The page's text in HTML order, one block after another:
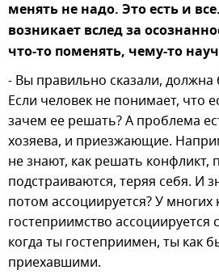
менять не надо. Это есть и
возникает вслед за
что-то поменять, чему-то
- Вы правильно сказали, должна
Если человек не понимает, что
зачем ее решать? А проблема
хозяева, и приезжающие.
не знают, как решать конфликт,
подстраиваются, теряя себя. И
потом ассоциируется? У
гостеприимство ассоциируется
когда ты гостеприимен, ты как
приехавшими.